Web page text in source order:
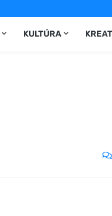
KULTÚRA